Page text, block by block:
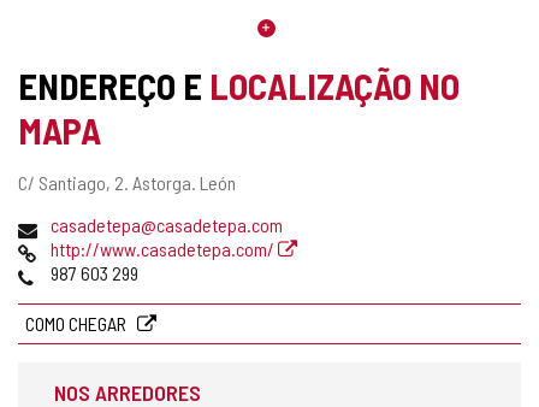
ENDEREÇO E LOCALIZAÇÃO NO
MAPA
Endereço
C/ Santiago, 2. Astorga. León
Endereço
de
email
casadetepa@casadetepa.com
Pagina
web
http://www.casadetepa.com/
Telefones
987 603 299
COMO CHEGAR
NOS ARREDORES